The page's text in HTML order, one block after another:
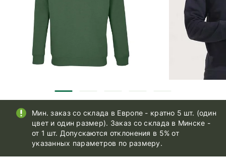
Мин. заказ со склада в Европе - кратно 5 шт. (один
цвет и один размер). Заказ со склада в Минске -
от 1 шт. Допускаются отклонения в 5% от
указанных параметров по размеру.